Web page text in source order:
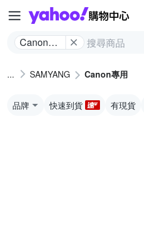
Canon專
SAMYANG Canon專用
品牌 快速到貨 有現貨